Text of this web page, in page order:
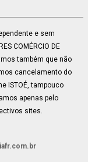
e sem
COMÉRCIO DE
também que não
cancelamento do
ISTOÉ, tampouco
apenas pelo
sites.